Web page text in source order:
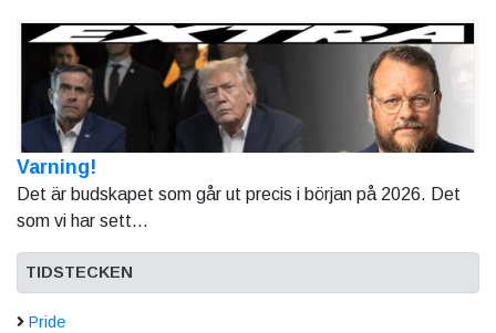
Varning!
Det är budskapet som går ut precis i början på 2026. Det
som vi har sett...
TIDSTECKEN
Pride